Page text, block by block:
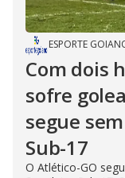
ESPORTE
Com dois
sofre
segue
Sub-17
O Atlético-GO